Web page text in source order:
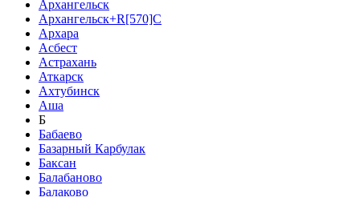
Архангельск
Архангельск+R[570]C
Архара
Асбест
Астрахань
Аткарск
Ахтубинск
Аша
Б
Бабаево
Базарный Карбулак
Баксан
Балабаново
Балаково